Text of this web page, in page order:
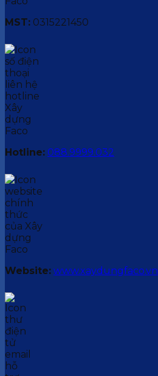
MST: 0315221450
Hotline: 088.9999.032
Website: www.xaydungfaco.vn